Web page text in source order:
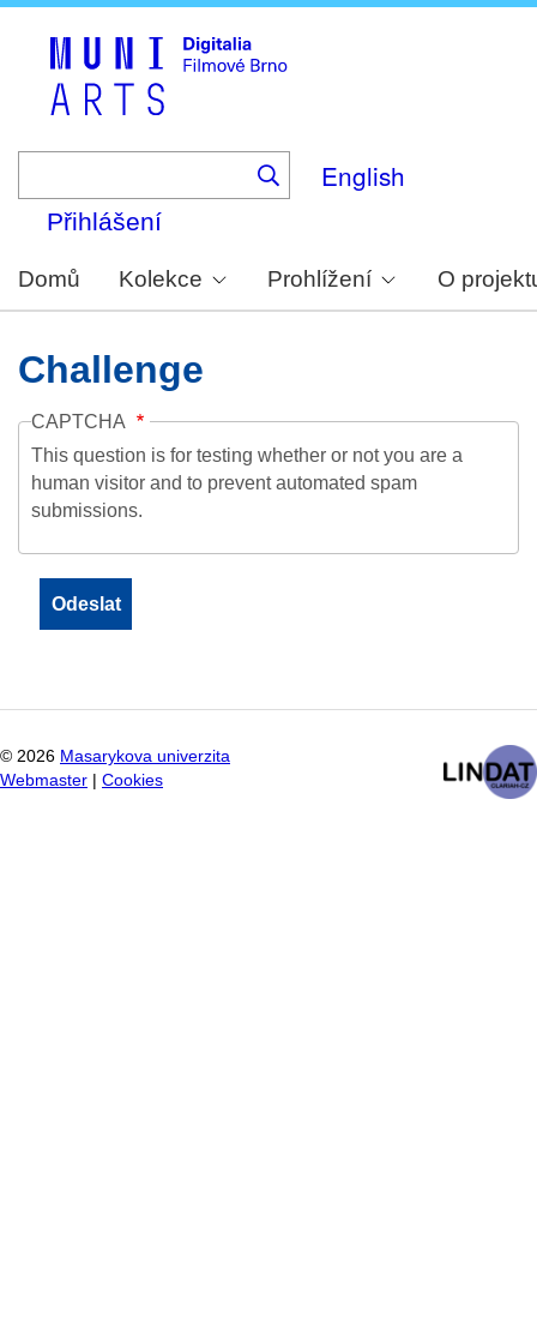
English
Přihlášení
Domů Kolekce Prohlížení O
Challenge
CAPTCHA
This question is for testing whether or not you are a
human visitor and to prevent automated spam
submissions.
© 2026 Masarykova univerzita
Webmaster
Cookies